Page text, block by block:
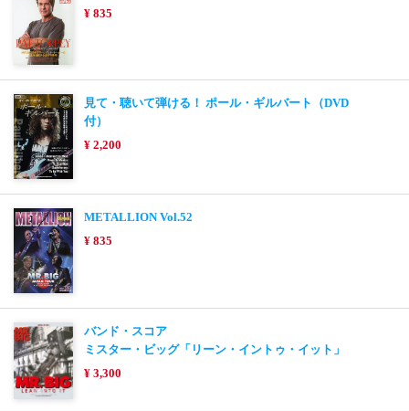
¥ 835
見て・聴いて弾ける！ ポール・ギルバート（DVD
付）
¥ 2,200
METALLION Vol.52
¥ 835
バンド・スコア
ミスター・ビッグ「リーン・イントゥ・イット」
¥ 3,300